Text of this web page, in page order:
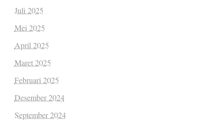
Juli 2025
Mei 2025
April 2025
Maret 2025
Februari 2025
Desember 2024
September 2024